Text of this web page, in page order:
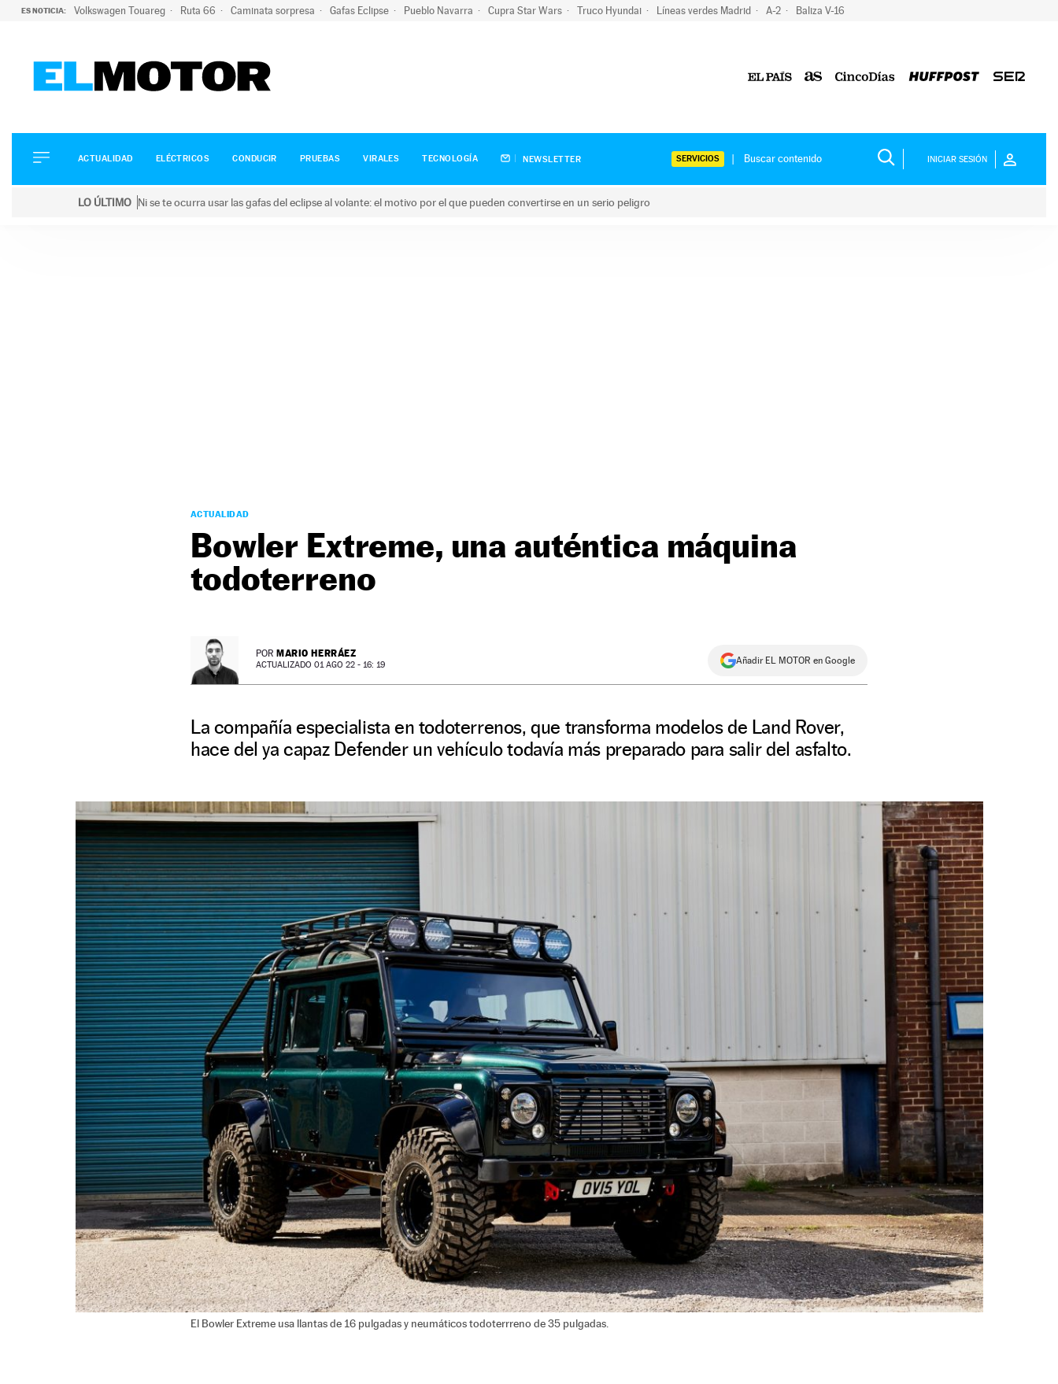
ES NOTICIA: Volkswagen Touareg Ruta 66 Caminata sorpresa Gafas Eclipse Pueblo Navarra Cupra Star Wars Truco Hyundai Líneas verdes Madrid A-2 Baliza V-16
ELÉCTRICOS
CONDUCIR
ACTUALIDAD ELÉCTRICOS CONDUCIR PRUEBAS VIRALES TECNOLOGÍA NEWSLETTER SERVICIOS INICIAR SESIÓN
LO ÚLTIMO Ni se te ocurra usar las gafas del eclipse al volante: el motivo por el que pueden convertirse en un serio peligro
ACTUALIDAD
Bowler Extreme, una auténtica máquina
todoterreno
POR MARIO HERRÁEZ
ACTUALIZADO 01 AGO 22 - 16: 19 Añadir EL MOTOR en Google
La compañía especialista en todoterrenos, que transforma modelos de Land Rover,
hace del ya capaz Defender un vehículo todavía más preparado para salir del asfalto.
El Bowler Extreme usa llantas de 16 pulgadas y neumáticos todoterrreno de 35 pulgadas.